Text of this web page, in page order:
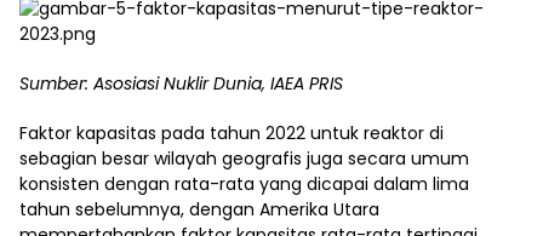
Sumber: Asosiasi Nuklir Dunia, IAEA PRIS
Faktor kapasitas pada tahun 2022 untuk reaktor di
sebagian besar wilayah geografis juga secara umum
konsisten dengan rata-rata yang dicapai dalam lima
tahun sebelumnya, dengan Amerika Utara